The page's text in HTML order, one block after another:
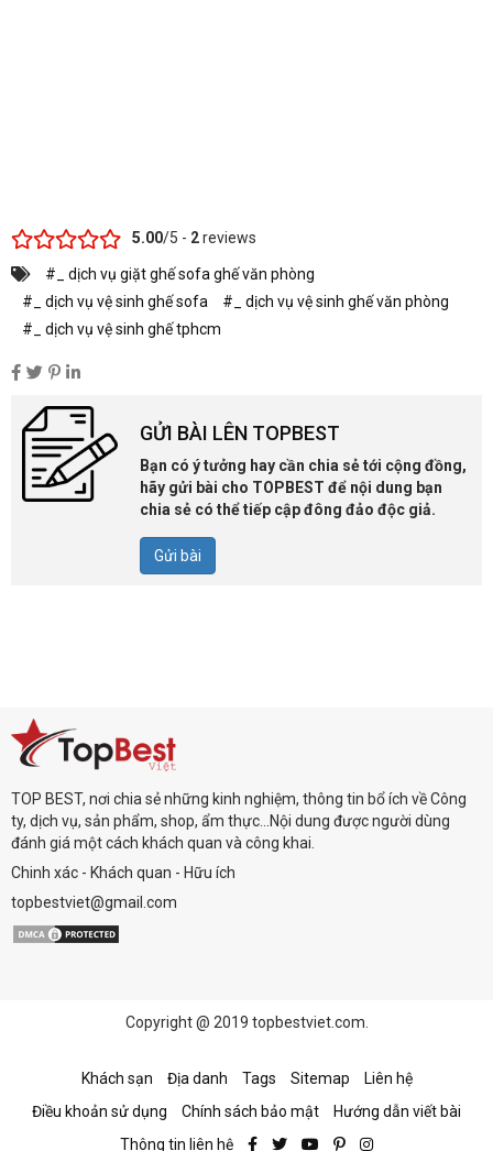
5.00/5 - 2reviews
#_ dịch vụ giặt ghế sofa ghế văn phòng
#_ dịch vụ vệ sinh ghế sofa
#_ dịch vụ vệ sinh ghế văn phòng
#_ dịch vụ vệ sinh ghế tphcm
GỬI BÀI LÊN TOPBEST
Bạn có ý tưởng hay cần chia sẻ tới cộng đồng,
hãy gửi bài cho TOPBEST để nội dung bạn
chia sẻ có thể tiếp cập đông đảo độc giả.
Gửi bài
TOP BEST, nơi chia sẻ những kinh nghiệm, thông tin bổ ích về Công
ty, dịch vụ, sản phẩm, shop, ẩm thực...Nội dung được người dùng
đánh giá một cách khách quan và công khai.
Chinh xác - Khách quan - Hữu ích
topbestviet@gmail.com
Copyright @ 2019 topbestviet.com.
Khách sạn Địa danh Tags Sitemap
Liên hệ
Điều khoản sử dụng
Chính sách bảo mật
Hướng dẫn viết bài
Thông tin liên hệ